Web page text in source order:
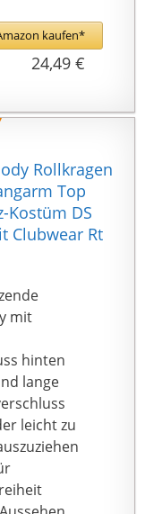
Von
Ist.
Damen
Lack
Rot
Sexy
Set
Outfit
verdeckter
hinten,
glattes
und
tragen,
perfekt
an
Disco,
Rave usw
Sie die
vor dem
in kaltem
bleichen,
kaufen*
24,49 €
Rollkragen
Top
Kostüm DS
Clubwear Rt
mit
hinten
lange
leicht zu